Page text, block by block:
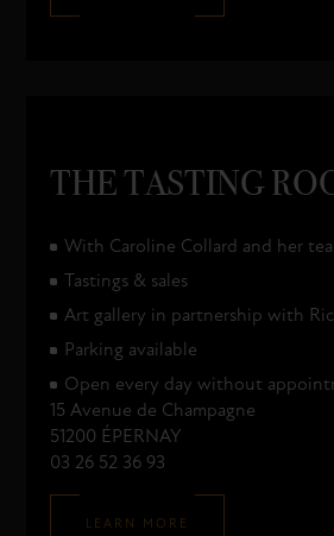
THE TASTING
With Caroline Collard and her
Tastings & sales
Art gallery in partnership with
Parking available
Open every day without
15 Avenue de Champagne
51200 ÉPERNAY
03 26 52 36 93
LEARN MORE